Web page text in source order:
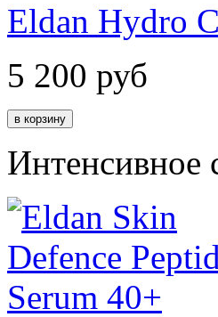
Eldan Hydro
5 200 руб
Интенсивное